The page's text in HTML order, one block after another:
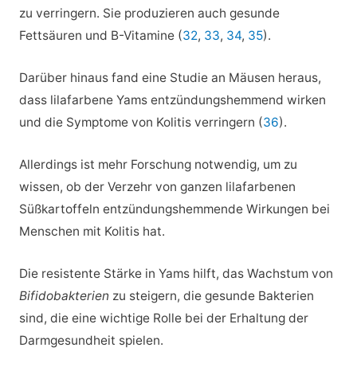
zu verringern. Sie produzieren auch gesunde
Fettsäuren und B-Vitamine (32, 33, 34, 35).
Darüber hinaus fand eine Studie an Mäusen heraus,
dass lilafarbene Yams entzündungshemmend wirken
und die Symptome von Kolitis verringern (36).
Allerdings ist mehr Forschung notwendig, um zu
wissen, ob der Verzehr von ganzen lilafarbenen
Süßkartoffeln entzündungshemmende Wirkungen bei
Menschen mit Kolitis hat.
Die resistente Stärke in Yams hilft, das Wachstum von
Bifidobakterien zu steigern, die gesunde Bakterien
sind, die eine wichtige Rolle bei der Erhaltung der
Darmgesundheit spielen.